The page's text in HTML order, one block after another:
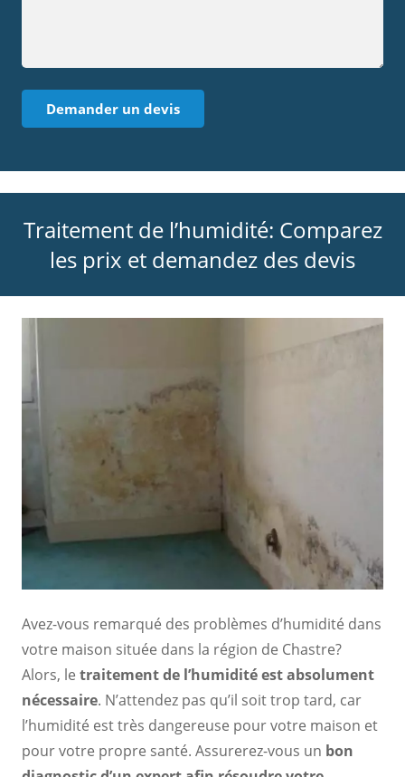
Traitement de l’humidité: Comparez
les prix et demandez des devis
Avez-vous remarqué des problèmes d’humidité dans
votre maison située dans la région de Chastre?
Alors, le traitement de l’humidité est absolument
nécessaire. N’attendez pas qu’il soit trop tard, car
l’humidité est très dangereuse pour votre maison et
pour votre propre santé. Assurerez-vous un bon